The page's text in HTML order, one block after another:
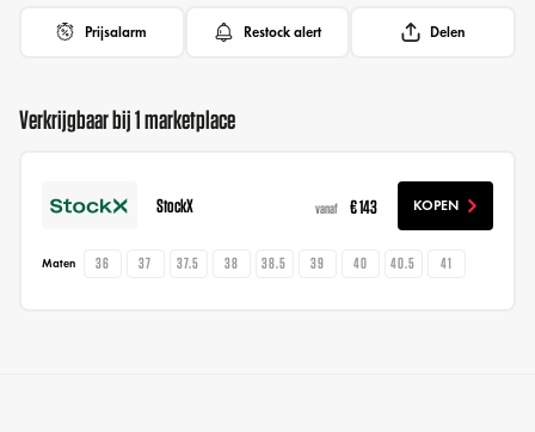
Prijsalarm Restock alert Delen
Verkrijgbaar bij 1 marketplace
StockX vanaf € 143 KOPEN
Maten 36 37 37.5 38 38.5 39 40 40.5 41